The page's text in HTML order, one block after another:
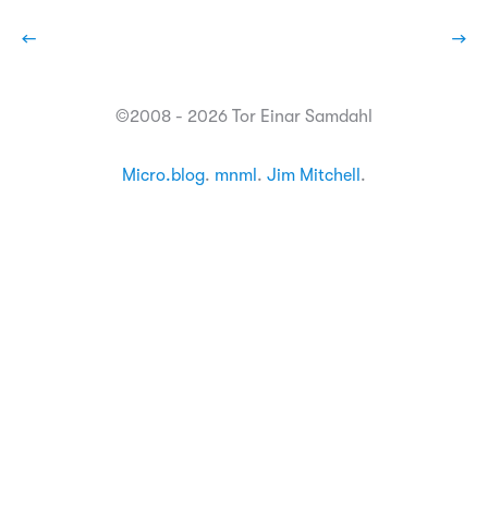
← →
©2008 - 2026 Tor Einar Samdahl
Micro.blog. mnml . Jim Mitchell .